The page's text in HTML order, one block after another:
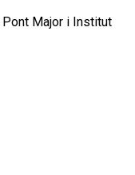
Pont Major i Institut